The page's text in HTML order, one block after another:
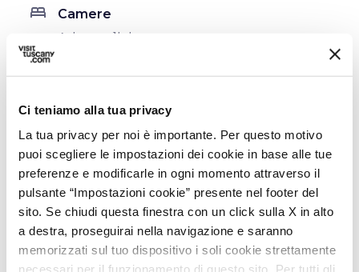
Ci teniamo alla tua privacy
La tua privacy per noi è importante. Per questo motivo
puoi scegliere le impostazioni dei cookie in base alle tue
preferenze e modificarle in ogni momento attraverso il
pulsante “Impostazioni cookie” presente nel footer del
sito. Se chiudi questa finestra con un click sulla X in alto
a destra, proseguirai nella navigazione e saranno
memorizzati sul tuo dispositivo i soli cookie strettamente
necessari per il funzionamento di questo sito. Per tutti gli
bed Camere
Aria condizionata
Cassaforte
Frigo Bar
Riscaldamento
Tv in camera
local_parking Parcheggio
Parcheggio